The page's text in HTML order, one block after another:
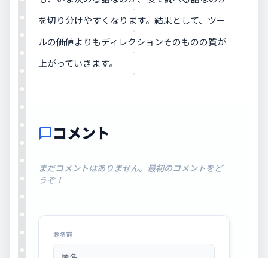
を切り分けやすくなります。結果として、ツー
ルの価値よりもディレクションそのものの質が
上がっていきます。
chat_bubbleコメント
まだコメントはありません。最初のコメントをど
うぞ！
お名前